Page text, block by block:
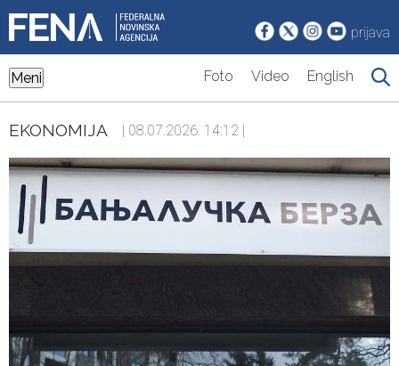
prijava
Meni Foto Video English
EKONOMIJA | 08.07.2026. 14:12 |